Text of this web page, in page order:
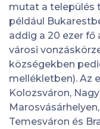
mutat a település
például
addig a 20 ezer fő
városi
községekben
mellékletben). Az
Kolozsváron,
Temesváron és